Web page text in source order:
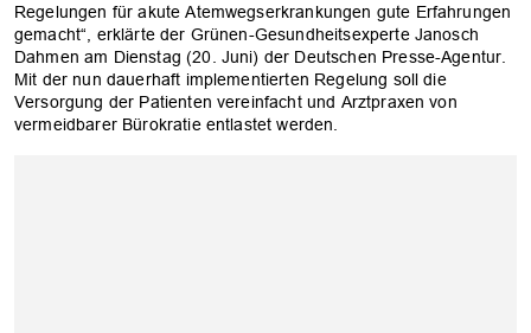
Regelungen für akute Atemwegserkrankungen gute Erfahrungen
gemacht“, erklärte der Grünen-Gesundheitsexperte Janosch
Dahmen am Dienstag (20. Juni) der Deutschen Presse-Agentur.
Mit der nun dauerhaft implementierten Regelung soll die
Versorgung der Patienten vereinfacht und Arztpraxen von
vermeidbarer Bürokratie entlastet werden.